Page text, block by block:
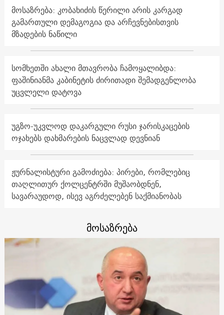
მოსაზრება: კობახიძის წერილი არის კარგად
გამართული დემაგოგია და არჩევნებისთვის
მზადების ნაწილი
სომხეთში ახალი მთავრობა ჩამოყალიბდა:
ფაშინიანმა კაბინეტის ძირითადი შემადგენლობა
უცვლელი დატოვა
უგზო-უკვლოდ დაკარგული რუსი ჯარისკაცების
ოჯახებს დახმარების ნაცვლად დევნიან
ჟურნალისტური გამოძიება: პირები, რომლებიც
თაღლითურ ქოლცენტრში მუშაობდნენ,
სავარაუდოდ, ისევ აგრძელებენ საქმიანობას
მოსაზრება